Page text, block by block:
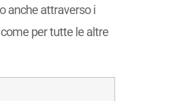
anche attraverso i
per tutte le altre